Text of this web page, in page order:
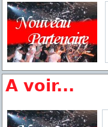
A voir...